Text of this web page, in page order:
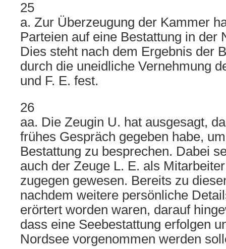
25
a. Zur Überzeugung der Kammer
Parteien auf eine Bestattung in der
Dies steht nach dem Ergebnis der
durch die uneidliche Vernehmung
und F. E. fest.
26
aa. Die Zeugin U. hat ausgesagt,
frühes Gespräch gegeben habe,
Bestattung zu besprechen. Dabei
auch der Zeuge L. E. als
zugegen gewesen. Bereits zu
nachdem weitere persönliche
erörtert worden waren, darauf
dass eine Seebestattung erfolgen
Nordsee vorgenommen werden